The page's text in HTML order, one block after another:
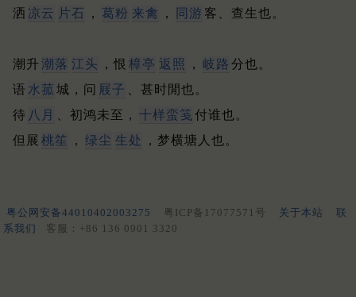
洒 凉云 片石 ， 葛粉 来禽 ， 同游 客、查生也。
潮升 潮落 江头 ，恨 樟亭 返照 ， 岐路 分也。
语 水菰 城，问 屐子
、甚时閒也。
待 八月 、初鸿未至， 十样蛮笺 付谁也。
但展 桃笙 ， 绿尘 生处 ，梦横塘人也。
粤公网安备44010402003275 粤ICP备17077571号 关于本站
联
系我们
客服：+86 136 0901 3320